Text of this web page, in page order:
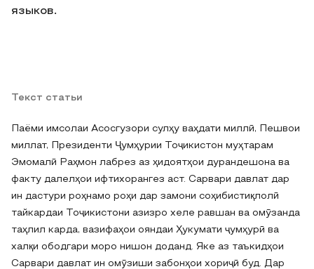
языков.
Текст статьи
Паёми имсолаи Асосгузори сулҳу ваҳдати миллӣ, Пешвои
миллат, Президенти Ҷумҳурии Тоҷикистон муҳтарам
Эмомалӣ Раҳмон лабрез аз ҳидоятҳои дурандешона ва
факту далелҳои ифтихорангез аст. Сарвари давлат дар
ин дастури роҳнамо роҳи дар замони соҳибистиқлолӣ
тайкардаи Тоҷикистони азизро хеле равшан ва омӯзанда
таҳлил карда, вазифаҳои ояндаи Ҳукумати ҷумҳурӣ ва
халқи ободгари моро нишон доданд. Яке аз таъкидҳои
Сарвари давлат ин омӯзиши забонҳои хориҷӣ буд. Дар